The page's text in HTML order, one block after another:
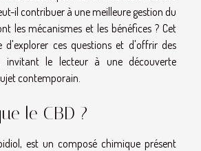
il contribuer à une meilleure gestion du
les mécanismes et les bénéfices ? Cet
d'explorer ces questions et d'offrir des
invitant le lecteur à une découverte
contemporain.
le CBD ?
est un composé chimique présent